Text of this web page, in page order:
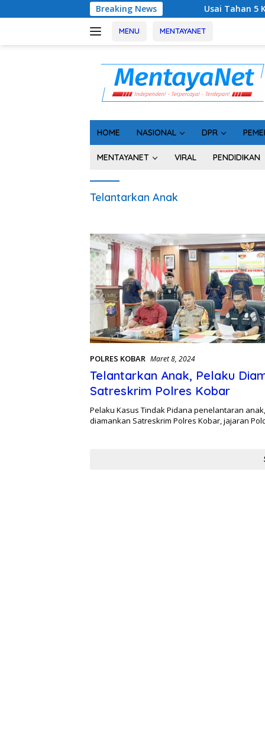
ke
Breaking NewsUsai Tahan 5 Komisioner
MENU MENTAYANET
HOME NASIONAL DPR
MENTAYANET VIRAL PENDIDIKAN
Telantarkan Anak
POLRES KOBAR Maret 8, 2024
Telantarkan Anak, Pelaku
Satreskrim Polres Kobar
Pelaku Kasus Tindak Pidana penelantaran
diamankan Satreskrim Polres Kobar, jajaran